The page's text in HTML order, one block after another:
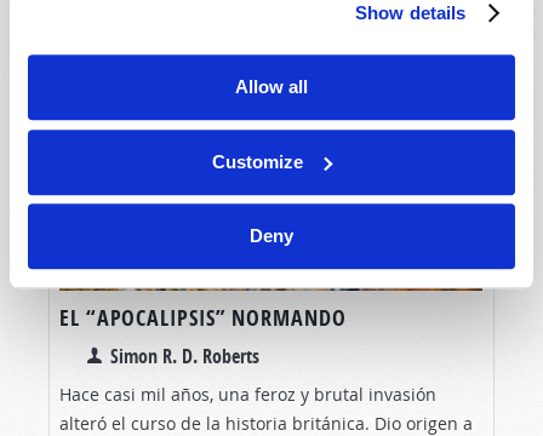
Show details
Allow all
Customize
Deny
EL “APOCALIPSIS” NORMANDO
Simon R. D. Roberts
Hace casi mil años, una feroz y brutal invasión
alteró el curso de la historia británica. Dio origen a